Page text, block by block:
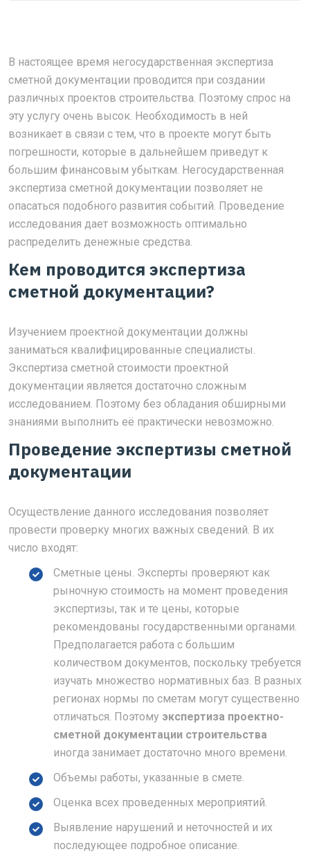
В настоящее время негосударственная экспертиза
сметной документации проводится при создании
различных проектов строительства. Поэтому спрос на
эту услугу очень высок. Необходимость в ней
возникает в связи с тем, что в проекте могут быть
погрешности, которые в дальнейшем приведут к
большим финансовым убыткам. Негосударственная
экспертиза сметной документации позволяет не
опасаться подобного развития событий. Проведение
исследования дает возможность оптимально
распределить денежные средства.
Кем проводится экспертиза
сметной документации?
Изучением проектной документации должны
заниматься квалифицированные специалисты.
Экспертиза сметной стоимости проектной
документации является достаточно сложным
исследованием. Поэтому без обладания обширными
знаниями выполнить её практически невозможно.
Проведение экспертизы сметной
документации
Осуществление данного исследования позволяет
провести проверку многих важных сведений. В их
число входят:
Сметные цены. Эксперты проверяют как
рыночную стоимость на момент проведения
экспертизы, так и те цены, которые
рекомендованы государственными органами.
Предполагается работа с большим
количеством документов, поскольку требуется
изучать множество нормативных баз. В разных
регионах нормы по сметам могут существенно
отличаться. Поэтому экспертиза проектно-
сметной документации строительства
иногда занимает достаточно много времени.
Объемы работы, указанные в смете.
Оценка всех проведенных мероприятий.
Выявление нарушений и неточностей и их
последующее подробное описание.